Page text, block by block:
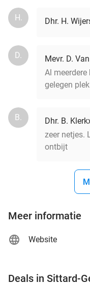
H. Dhr. H.
D.
Mevr. D.
Al meerdere
gelegen
B.
Dhr. B.
zeer netjes.
ontbijt
Meer informatie
Website
Deals in Sittard-